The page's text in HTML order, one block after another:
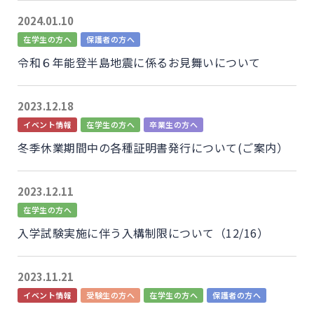
2024.01.10
在学生の方へ 保護者の方へ
令和６年能登半島地震に係るお見舞いについて
2023.12.18
イベント情報 在学生の方へ 卒業生の方へ
冬季休業期間中の各種証明書発行について(ご案内）
2023.12.11
在学生の方へ
入学試験実施に伴う入構制限について（12/16）
2023.11.21
イベント情報 受験生の方へ 在学生の方へ 保護者の方へ